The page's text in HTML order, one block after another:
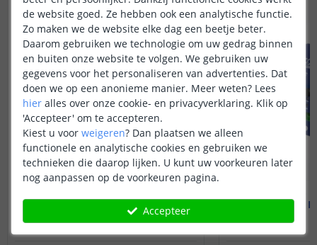
250W led - Fase afsnijding
(2 reviews)
100W led -
de website goed. Ze hebben ook een analytische functie.
Zo maken we de website elke dag een beetje beter.
Daarom gebruiken we technologie om uw gedrag binnen
en buiten onze website te volgen. We gebruiken uw
gegevens voor het personaliseren van advertenties. Dat
doen we op een anonieme manier. Meer weten? Lees
hier alles over onze cookie- en privacyverklaring. Klik op
'Accepteer' om te accepteren.
Kiest u voor weigeren? Dan plaatsen we alleen
functionele en analytische cookies en gebruiken we
technieken die daarop lijken. U kunt uw voorkeuren later
nog aanpassen op de voorkeuren pagina.
Accepteer